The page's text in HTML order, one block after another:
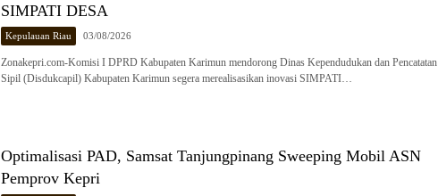
SIMPATI DESA
Kepulauan Riau 03/08/2026
Zonakepri.com-Komisi I DPRD Kabupaten Karimun mendorong Dinas Kependudukan dan Pencatatan
Sipil (Disdukcapil) Kabupaten Karimun segera merealisasikan inovasi SIMPATI…
Optimalisasi PAD, Samsat Tanjungpinang Sweeping Mobil ASN
Pemprov Kepri